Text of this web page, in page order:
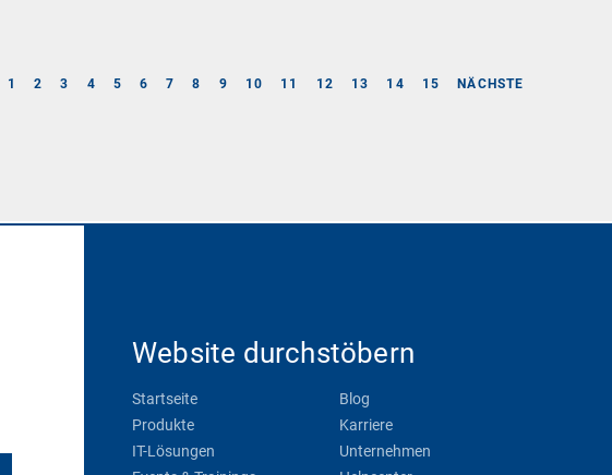
1 2 3 4 5 6 7 8 9 10 11 12 13 14 15 NÄCHSTE
Website durchstöbern
Startseite
Produkte
IT-Lösungen
Blog
Karriere
Unternehmen